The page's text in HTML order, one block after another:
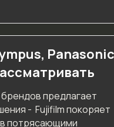
предлагает
- Fujifilm покоряет
потрясающими